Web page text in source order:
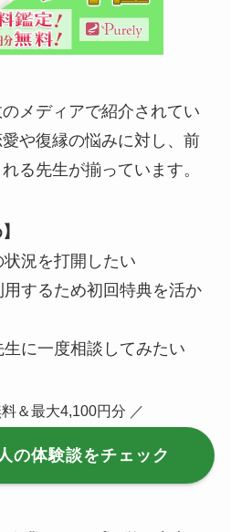
メディアで紹介されてい
や復縁の悩みに対し、前
る先生が揃っています。
況を打開したい
するため初回特典を活か
に一度相談してみたい
＆最大4,100円分 ／
の体験談をチェック